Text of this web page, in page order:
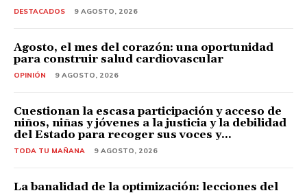
DESTACADOS 9 AGOSTO, 2026
Agosto, el mes del corazón: una oportunidad
para construir salud cardiovascular
OPINIÓN 9 AGOSTO, 2026
Cuestionan la escasa participación y acceso de
niños, niñas y jóvenes a la justicia y la debilidad
del Estado para recoger sus voces y...
TODA TU MAÑANA 9 AGOSTO, 2026
La banalidad de la optimización: lecciones del